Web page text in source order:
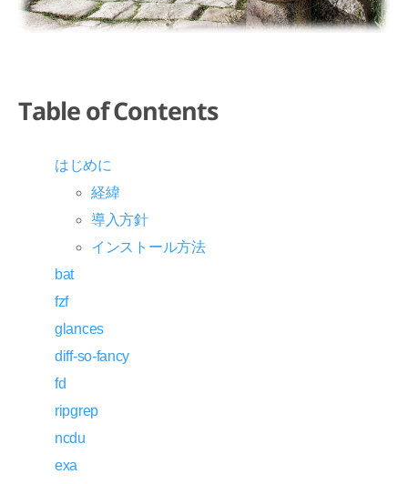
Table of Contents
はじめに
経緯
導入方針
インストール方法
bat
fzf
glances
diff-so-fancy
fd
ripgrep
ncdu
exa